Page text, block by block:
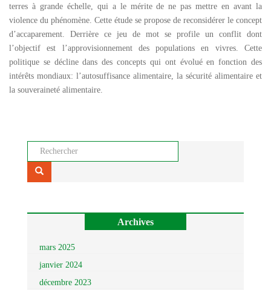
terres à grande échelle, qui a le mérite de ne pas mettre en avant la
violence du phénomène. Cette étude se propose de reconsidérer le concept
d’accaparement. Derrière ce jeu de mot se profile un conflit dont
l’objectif est l’approvisionnement des populations en vivres. Cette
politique se décline dans des concepts qui ont évolué en fonction des
intérêts mondiaux: l’autosuffisance alimentaire, la sécurité alimentaire et
la souveraineté alimentaire.
Archives
mars 2025
janvier 2024
décembre 2023